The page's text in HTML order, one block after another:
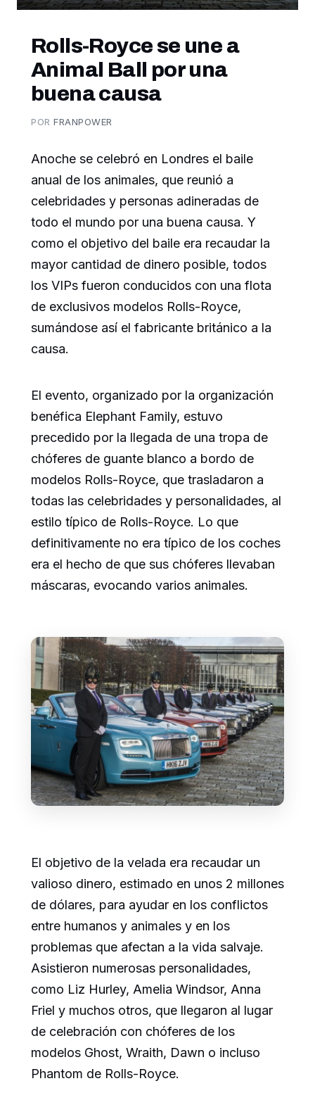
Rolls-Royce se une a
Animal Ball por una
buena causa
PORFRANPOWER
Anoche se celebró en Londres el baile
anual de los animales, que reunió a
celebridades y personas adineradas de
todo el mundo por una buena causa. Y
como el objetivo del baile era recaudar la
mayor cantidad de dinero posible, todos
los VIPs fueron conducidos con una flota
de exclusivos modelos Rolls-Royce,
sumándose así el fabricante británico a la
causa.
El evento, organizado por la organización
benéfica Elephant Family, estuvo
precedido por la llegada de una tropa de
chóferes de guante blanco a bordo de
modelos Rolls-Royce, que trasladaron a
todas las celebridades y personalidades, al
estilo típico de Rolls-Royce. Lo que
definitivamente no era típico de los coches
era el hecho de que sus chóferes llevaban
máscaras, evocando varios animales.
El objetivo de la velada era recaudar un
valioso dinero, estimado en unos 2 millones
de dólares, para ayudar en los conflictos
entre humanos y animales y en los
problemas que afectan a la vida salvaje.
Asistieron numerosas personalidades,
como Liz Hurley, Amelia Windsor, Anna
Friel y muchos otros, que llegaron al lugar
de celebración con chóferes de los
modelos Ghost, Wraith, Dawn o incluso
Phantom de Rolls-Royce.